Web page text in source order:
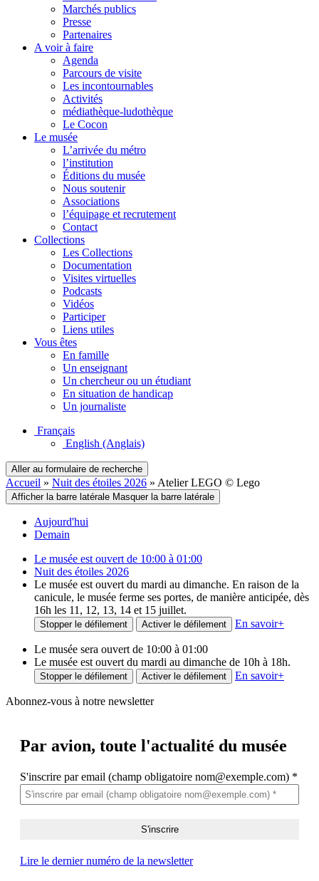
Marchés publics
Presse
Partenaires
A voir à faire
Agenda
Parcours de visite
Les incontournables
Activités
médiathèque-ludothèque
Le Cocon
Le musée
L’arrivée du métro
l’institution
Éditions du musée
Nous soutenir
Associations
l’équipage et recrutement
Contact
Collections
Les Collections
Documentation
Visites virtuelles
Podcasts
Vidéos
Participer
Liens utiles
Vous êtes
En famille
Un enseignant
Un chercheur ou un étudiant
En situation de handicap
Un journaliste
Français
English (Anglais)
Aller au formulaire de recherche
Accueil » Nuit des étoiles 2026 » Atelier LEGO © Lego
Afficher la barre latérale Masquer la barre latérale
Aujourd'hui
Demain
Le musée est ouvert de 10:00 à 01:00
Nuit des étoiles 2026
Le musée est ouvert du mardi au dimanche. En raison de la
canicule, le musée ferme ses portes, de manière anticipée, dès
16h les 11, 12, 13, 14 et 15 juillet.
Stopper le défilement Activer le défilement En savoir+
Le musée sera ouvert de 10:00 à 01:00
Le musée est ouvert du mardi au dimanche de 10h à 18h.
Stopper le défilement Activer le défilement En savoir+
Abonnez-vous à notre newsletter
Par avion, toute l'actualité du musée
S'inscrire par email (champ obligatoire nom@exemple.com) *
Lire le dernier numéro de la newsletter